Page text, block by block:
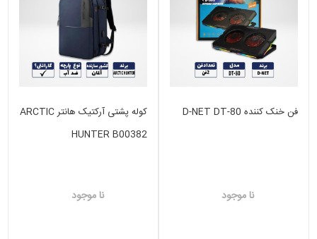
فن خنک کننده D-NET DT-80
نا موجود
کوله پشتی آرکتیک هانتر ARCTIC
HUNTER B00382
نا موجود